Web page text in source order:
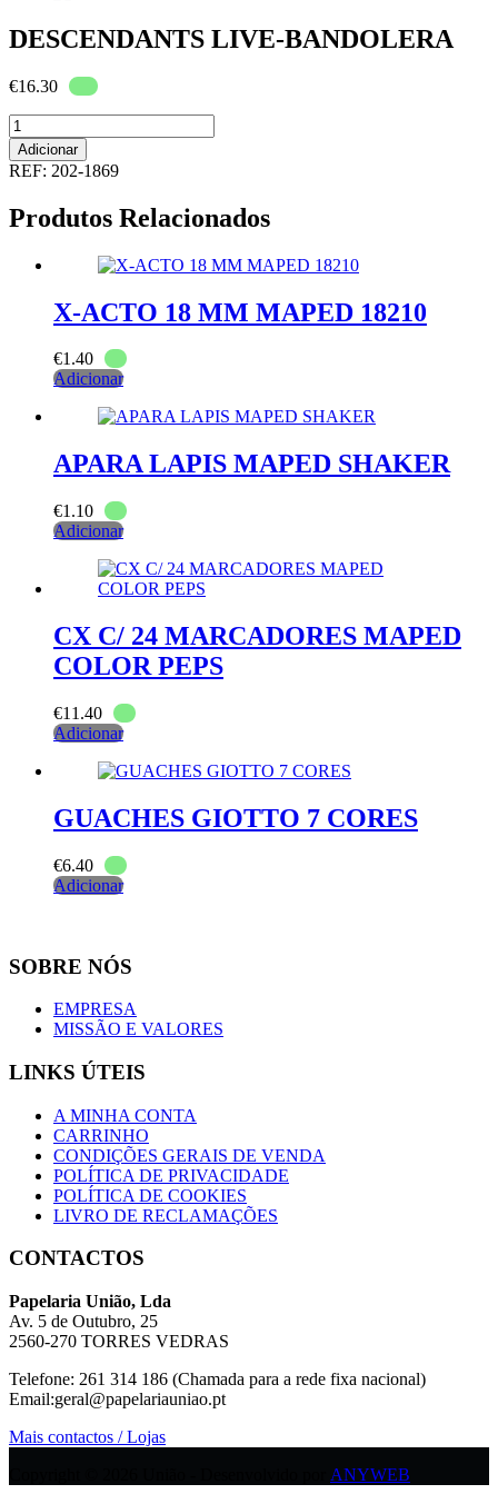
DESCENDANTS LIVE-BANDOLERA
€16.30
Quantidade
de
DESCENDANTS
LIVE-
Adicionar
REF: 202-1869
Produtos Relacionados
X-ACTO 18 MM MAPED 18210
€1.40
Adicionar
APARA LAPIS MAPED SHAKER
€1.10
Adicionar
CX C/ 24 MARCADORES MAPED
COLOR PEPS
€11.40
Adicionar
GUACHES GIOTTO 7 CORES
€6.40
Adicionar
SOBRE NÓS
EMPRESA
MISSÃO E VALORES
LINKS ÚTEIS
A MINHA CONTA
CARRINHO
CONDIÇÕES GERAIS DE VENDA
POLÍTICA DE PRIVACIDADE
POLÍTICA DE COOKIES
LIVRO DE RECLAMAÇÕES
CONTACTOS
Papelaria União, Lda
Av. 5 de Outubro, 25
2560-270 TORRES VEDRAS
Telefone: 261 314 186 (Chamada para a rede fixa nacional)
Email:geral@papelariauniao.pt
Mais contactos / Lojas
ANYWEB